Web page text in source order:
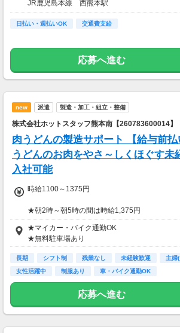
JR鹿児島本線 西熊本駅
【アクセス】
西熊本駅より車で10分
日払い・週払いOK 交通費支給
応募へ進む
new 派遣 製造・加工・組立・整備
株式会社ホットスタッフ熊本南【260783600014】
肉うどんの製造サポート 【給与前
うどんのお肉をやさ～しくほぐす未
入社可能
時給1100～1375円
★朝2時～朝5時の間は時給1,375円
★ご自宅から～片道2㎞以上の場合、
交通費支給いたします！(規定あり）
202,125円（実働8時間×21日出勤+深夜割増）
★マイカー・バイク通勤OK
★無料駐車場あり
長期 シフト制 残業なし 未経験歓迎 主婦
女性活躍中
制服あり 車・バイク通勤OK
応募へ進む